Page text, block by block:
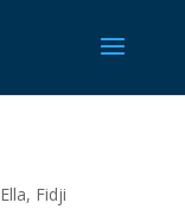
Ella, Fidji